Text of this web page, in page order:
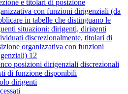
e titolari di posizione
con funzioni dirigenziali (da
in tabelle che distinguano le
situazioni: dirigenti, dirigenti
discrezionalmente, titolari di
organizzativa con funzioni
12
posizioni dirigenziali discrezionali
di funzione disponibili
dirigenti